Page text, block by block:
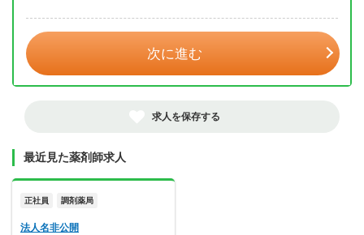
次に進む
求人を保存する
最近見た薬剤師求人
正社員 調剤薬局
法人名非公開